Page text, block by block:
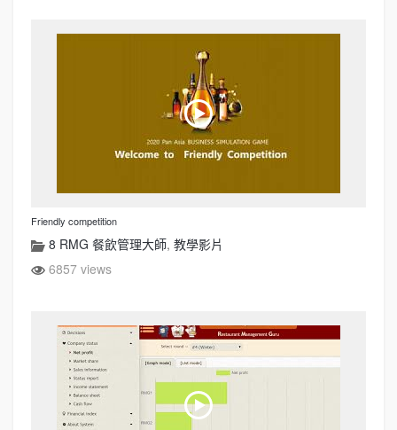
Friendly competition
8 RMG 餐飲管理大師, 教學影片
6857 views